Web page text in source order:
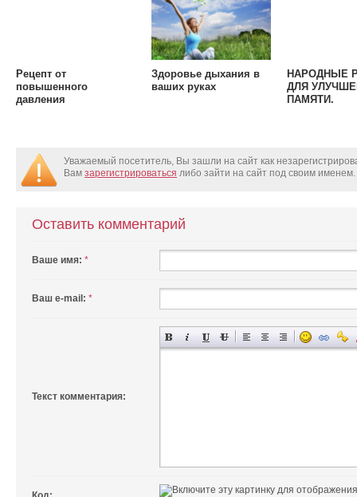
Рецепт от
повышенного
давления
Здоровье дыхания в
ваших руках
НАРОДНЫЕ
ДЛЯ
ПАМЯТИ.
Уважаемый посетитель, Вы зашли на сайт как
Вам зарегистрироваться либо зайти на сайт под своим именем.
Оставить комментарий
Ваше имя: *
Ваш e-mail: *
Текст комментария: